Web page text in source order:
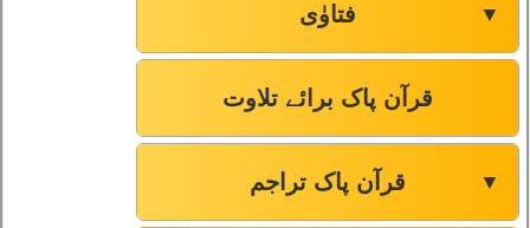
فتاوٰی ▼
قرآن پاک برائے تلاوت
قرآن پاک تراجم ▼